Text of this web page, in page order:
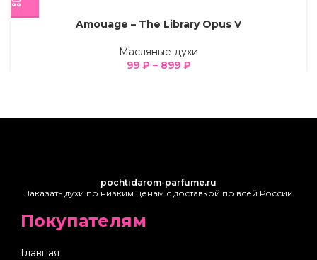
Amouage – The Library Opus V
Масляные духи
99 ₽ – 899 ₽
pochtidarom-parfume.ru
Заказать духи по низким ценам с доставкой по всей России
Покупателям
Главная